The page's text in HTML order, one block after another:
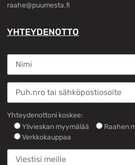
raahe@puumesta.fi
YHTEYDENOTTO
Yhteydenottoni koskee:
Ylivieskan myymälää
Raahen
Verkkokauppaa